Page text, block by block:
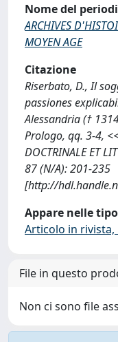
Nome del
ARCHIVES
MOYEN AGE
Citazione
Riserbato, D., Il
passiones
Alessandria (†
Prologo, qq. 3-4,
DOCTRINALE ET
87 (N/A): 201-235
[http://
Appare nelle
Articolo in rivista,
File in questo
Non ci sono file